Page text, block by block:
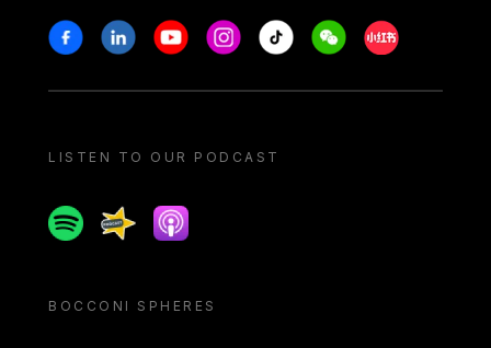
Stay in touch
FacebookLinkedinYoutubeInstagram
Tiktok WeechatXiaohongshu/
LISTEN TO OUR PODCAST
SpotifySpreakerApple podcast
BOCCONI SPHERES